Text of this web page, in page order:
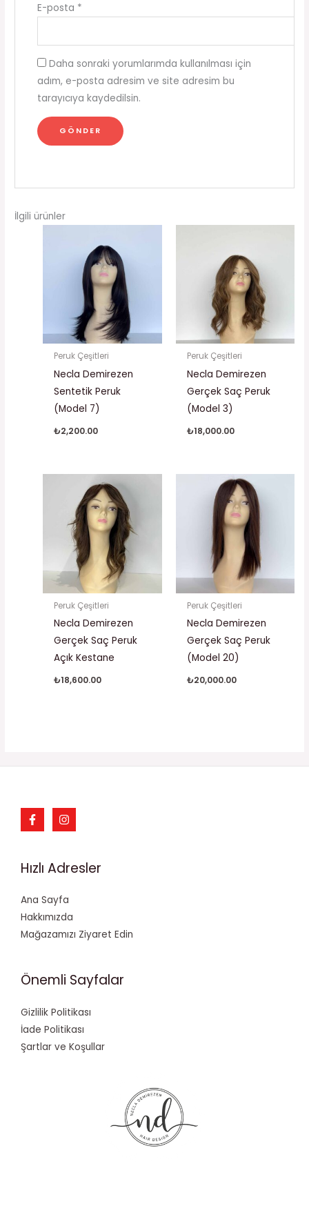
E-posta *
Daha sonraki yorumlarımda kullanılması için
adım, e-posta adresim ve site adresim bu
tarayıcıya kaydedilsin.
İlgili ürünler
Peruk Çeşitleri
Necla Demirezen
Sentetik Peruk
(Model 7)
₺2,200.00
Peruk Çeşitleri
Necla Demirezen
Gerçek Saç Peruk
(Model 3)
₺18,000.00
Peruk Çeşitleri
Necla Demirezen
Gerçek Saç Peruk
Açık Kestane
₺18,600.00
Peruk Çeşitleri
Necla Demirezen
Gerçek Saç Peruk
(Model 20)
₺20,000.00
Hızlı Adresler
Ana Sayfa
Hakkımızda
Mağazamızı Ziyaret Edin
Önemli Sayfalar
Gizlilik Politikası
İade Politikası
Şartlar ve Koşullar